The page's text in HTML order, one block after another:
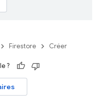
Firestore Créer
?